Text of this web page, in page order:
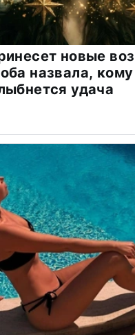
новые
назвала, кому
удача